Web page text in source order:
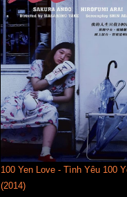
100 Yen Love - Tình Yêu 100
(2014)